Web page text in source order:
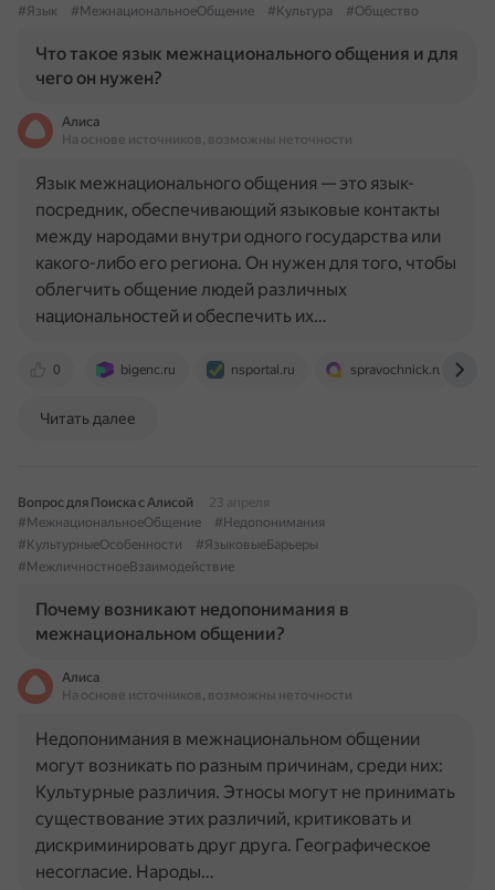
#Язык
#МежнациональноеОбщение #Культура #Общество
Что такое язык межнационального общения и для
чего он нужен?
Алиса
На основе источников, возможны неточности
0 bigenc.ru nsportal.ru spravochnick.ru
Язык межнационального общения — это язык-
посредник, обеспечивающий языковые контакты
между народами внутри одного государства или
какого-либо его региона. Он нужен для того, чтобы
облегчить общение людей различных
национальностей и обеспечить их…
Читать далее
Вопрос для Поиска с Алисой
23 апреля
#МежнациональноеОбщение
#Недопонимания
#КультурныеОсобенности
#ЯзыковыеБарьеры
#МежличностноеВзаимодействие
Почему возникают недопонимания в
межнациональном общении?
Алиса
На основе источников, возможны неточности
Недопонимания в межнациональном общении
могут возникать по разным причинам, среди них:
Культурные различия. Этносы могут не принимать
существование этих различий, критиковать и
дискриминировать друг друга. Географическое
несогласие. Народы…